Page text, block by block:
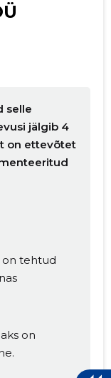
selle
jälgib 4
on ettevõtet
on tehtud
on